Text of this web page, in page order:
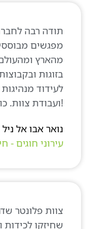
אבו אל ניל
חוגים - חיפה
רבה לחברת
מבוססי
ומהעולם.
ובקבוצות,
מנהיגות
פלונטר שדרג
לכידות